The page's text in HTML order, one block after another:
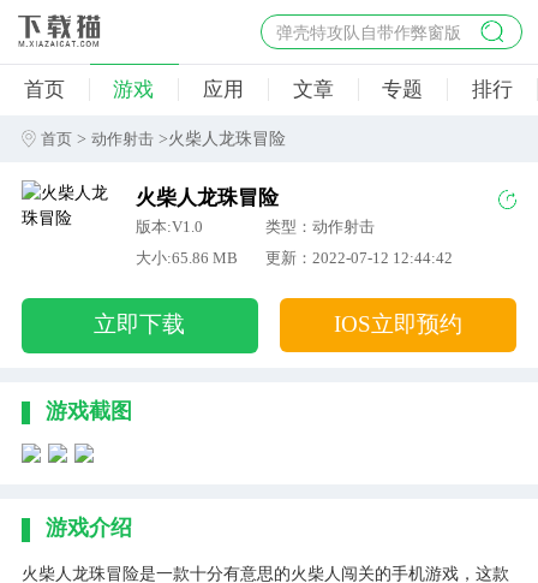
弹壳特攻队自带作弊窗版
杀手47行动
地狱幸存者破解版
首页 游戏 应用 文章 专题 排行
首页 >动作射击 >火柴人龙珠冒险
火柴人龙珠冒险
版本:V1.0
类型：动作射击
大小:65.86 MB
更新：2022-07-12 12:44:42
立即下载 IOS立即预约
游戏截图
游戏介绍
火柴人龙珠冒险是一款十分有意思的火柴人闯关的手机游戏，这款